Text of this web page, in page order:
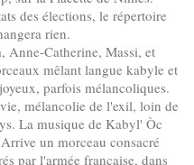
des élections, le répertoire
rien.
Anne-Catherine, Massi, et
mêlant langue kabyle et
parfois mélancoliques.
mélancolie de l'exil, loin de
La musique de Kabyl' Òc
un morceau consacré
par l'armée française, dans